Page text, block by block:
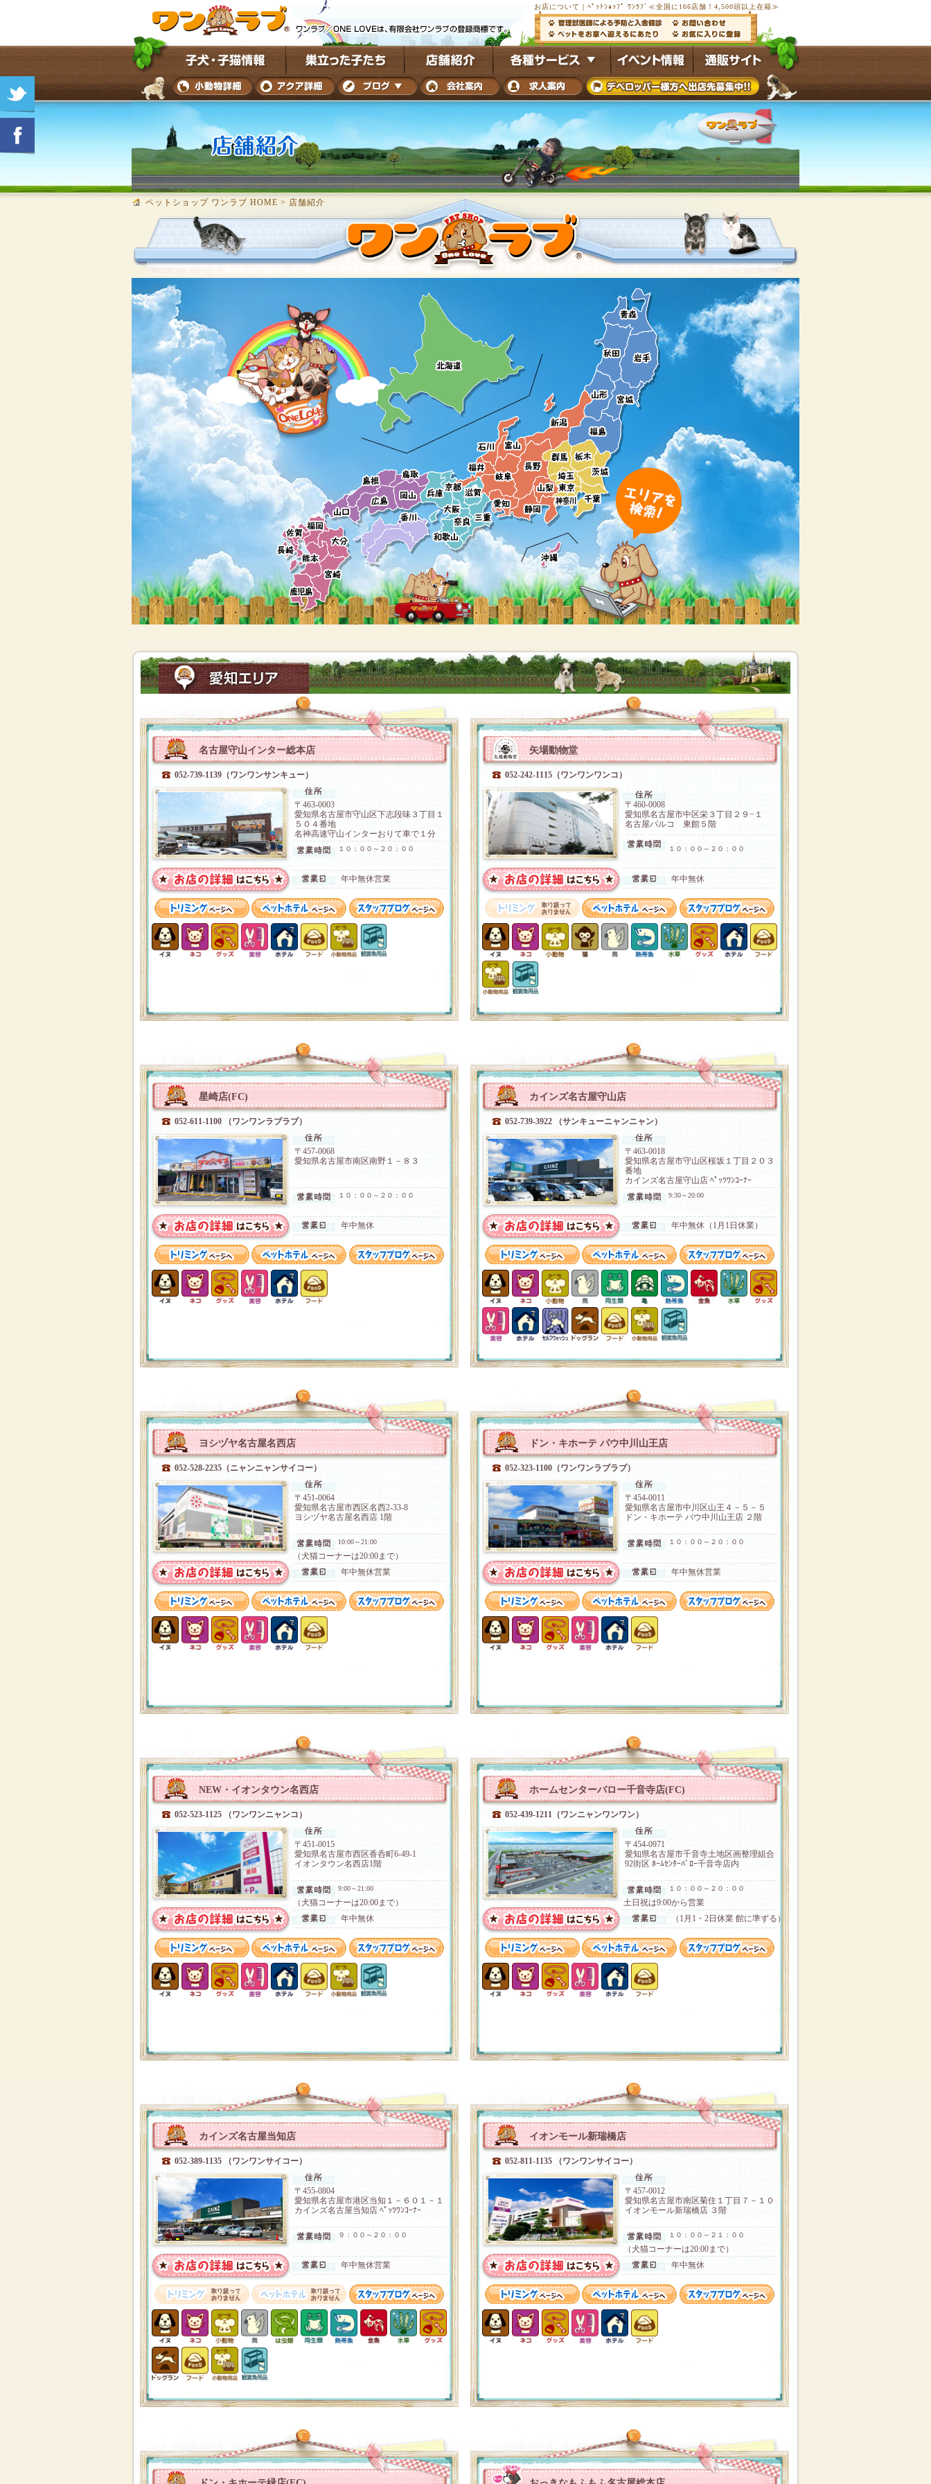
お店について｜ﾍﾟｯﾄｼｮｯﾌﾟ ﾜﾝﾗﾌﾞ≪全国に166店舗！4,500頭以上在籍≫
ペットショップ ワンラブ HOME > 店舗紹介
名古屋守山インター総本店
052-739-1139（ワンワンサンキュー）
〒463-0003
愛知県名古屋市守山区下志段味３丁目１
５０４番地
名神高速守山インターおりて車で１分
１０：００～２０：００
年中無休営業
矢場動物堂
052-242-1115（ワンワンワンコ）
〒460-0008
愛知県名古屋市中区栄３丁目２９−１
名古屋パルコ 東館５階
１０：００～２０：００
年中無休
星崎店(FC)
052-611-1100 （ワンワンラブラブ）
〒457-0068
愛知県名古屋市南区南野１－８３
１０：００～２０：００
年中無休
カインズ名古屋守山店
052-739-3922 （サンキューニャンニャン）
〒463-0018
愛知県名古屋市守山区桜坂１丁目２０３
番地
カインズ名古屋守山店 ﾍﾟｯﾂﾜﾝｺｰﾅｰ
9:30～20:00
年中無休（1月1日休業）
ヨシヅヤ名古屋名西店
052-528-2235（ニャンニャンサイコー）
〒451-0064
愛知県名古屋市西区名西2-33-8
ヨシヅヤ名古屋名西店 1階
10:00～21:00
（犬猫コーナーは20:00まで）
年中無休営業
ドン・キホーテ パウ中川山王店
052-323-1100（ワンワンラブラブ）
〒454-0011
愛知県名古屋市中川区山王４－５－５
ドン・キホーテ パウ中川山王店 ２階
１０：００～２０：００
年中無休営業
NEW・イオンタウン名西店
052-523-1125 （ワンワンニャンコ）
〒451-0015
愛知県名古屋市西区香呑町6-49-1
イオンタウン名西店1階
9:00～21:00
（犬猫コーナーは20:00まで）
年中無休
ホームセンターバロー千音寺店(FC)
052-439-1211（ワンニャンワンワン）
〒454‐0971
愛知県名古屋市千音寺土地区画整理組合
92街区 ﾎｰﾑｾﾝﾀｰﾊﾞﾛｰ千音寺店内
１０：００～２０：００
土日祝は9:00から営業
（1月1・2日休業 館に準ずる）
カインズ名古屋当知店
052-389-1135 （ワンワンサイコー）
〒455-0804
愛知県名古屋市港区当知１－６０１－１
カインズ名古屋当知店 ﾍﾟｯﾂﾜﾝｺｰﾅｰ
９：００～２０：００
年中無休営業
イオンモール新瑞橋店
052-811-1135 （ワンワンサイコー）
〒457-0012
愛知県名古屋市南区菊住１丁目７－１０
イオンモール新瑞橋店 ３階
１０：００～２１：００
（犬猫コーナーは20:00まで）
年中無休